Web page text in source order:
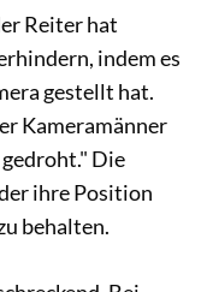
Reiter hat
indem es
gestellt hat.
Kameramänner
Die
ihre Position
behalten.